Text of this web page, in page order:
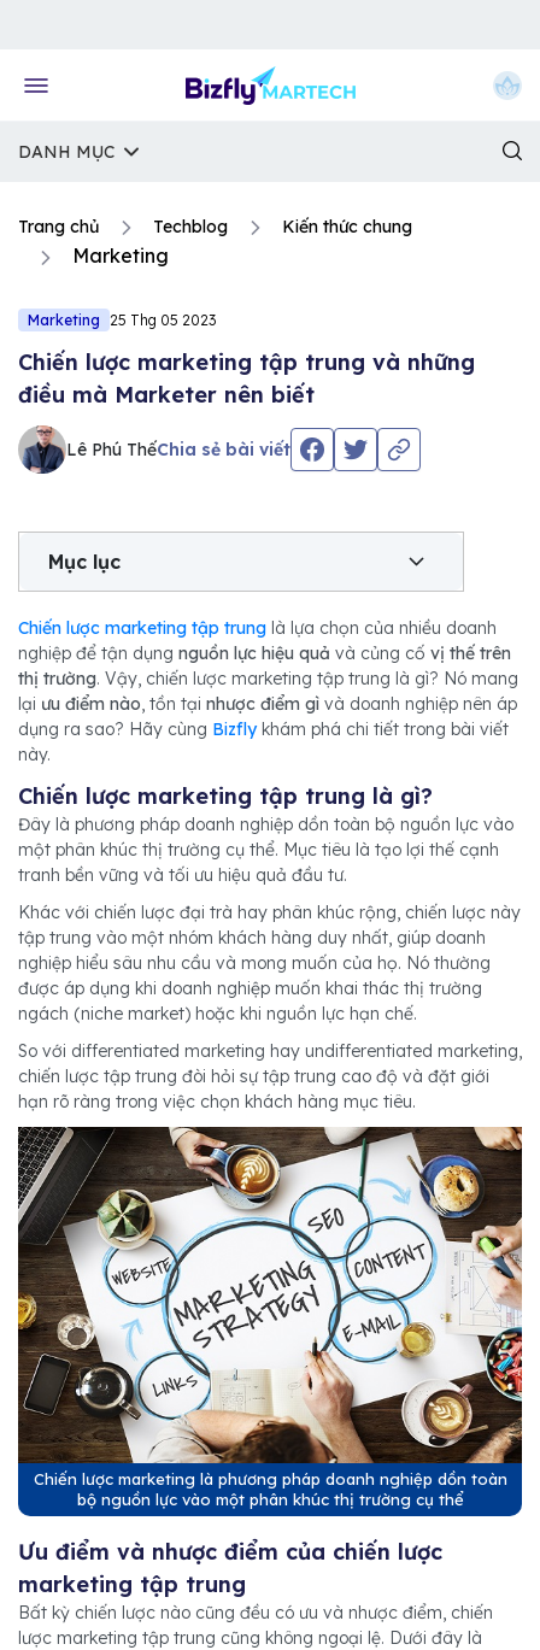
DANH MỤC
Trang chủ Techblog Kiến thức chung
Marketing
Marketing 25 Thg 05 2023
Chiến lược marketing tập trung và những
điều mà Marketer nên biết
Lê Phú ThếChia sẻ bài viết
Mục lục
Chiến lược marketing tập trung là lựa chọn của nhiều doanh
nghiệp để tận dụng nguồn lực hiệu quả và củng cố vị thế trên
thị trường. Vậy, chiến lược marketing tập trung là gì? Nó mang
lại ưu điểm nào, tồn tại nhược điểm gì và doanh nghiệp nên áp
dụng ra sao? Hãy cùng Bizflykhám phá chi tiết trong bài viết
này.
Chiến lược marketing tập trung là gì?
Đây là phương pháp doanh nghiệp dồn toàn bộ nguồn lực vào
một phân khúc thị trường cụ thể. Mục tiêu là tạo lợi thế cạnh
tranh bền vững và tối ưu hiệu quả đầu tư.
Khác với chiến lược đại trà hay phân khúc rộng, chiến lược này
tập trung vào một nhóm khách hàng duy nhất, giúp doanh
nghiệp hiểu sâu nhu cầu và mong muốn của họ. Nó thường
được áp dụng khi doanh nghiệp muốn khai thác thị trường
ngách (niche market) hoặc khi nguồn lực hạn chế.
So với differentiated marketing hay undifferentiated marketing,
chiến lược tập trung đòi hỏi sự tập trung cao độ và đặt giới
hạn rõ ràng trong việc chọn khách hàng mục tiêu.
Chiến lược marketing là phương pháp doanh nghiệp dồn toàn
bộ nguồn lực vào một phân khúc thị trường cụ thể
Ưu điểm và nhược điểm của chiến lược
marketing tập trung
Bất kỳ chiến lược nào cũng đều có ưu và nhược điểm, chiến
lược marketing tập trung cũng không ngoại lệ. Dưới đây là